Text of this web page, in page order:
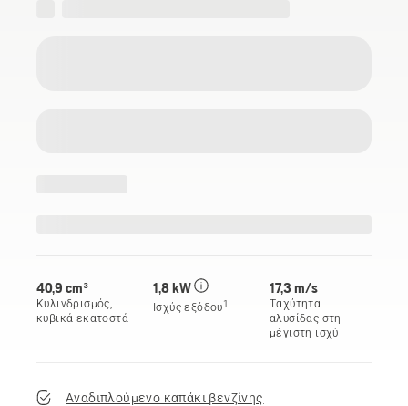
40,9 cm³
Κυλινδρισμός,
κυβικά εκατοστά
1,8 kW
Ισχύς εξόδου1
17,3 m/s
Ταχύτητα
αλυσίδας στη
μέγιστη ισχύ
Αναδιπλούμενο καπάκι βενζίνης